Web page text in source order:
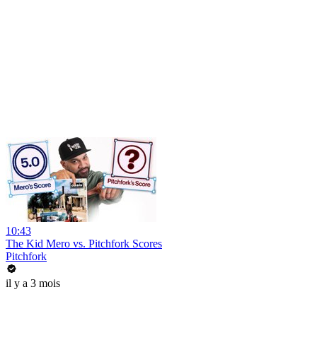
10:43
The Kid Mero vs. Pitchfork Scores
Pitchfork
il y a 3 mois